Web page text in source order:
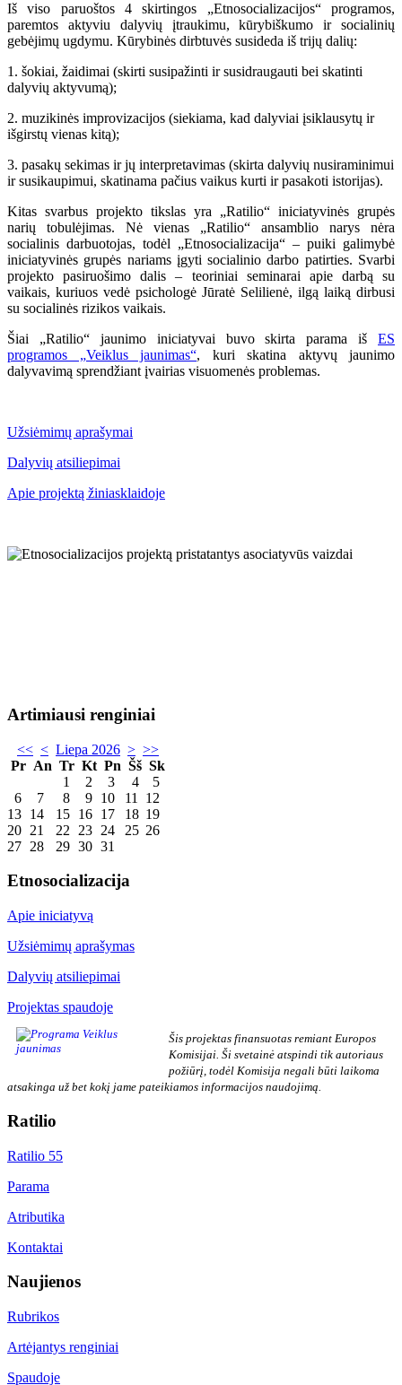
Iš viso paruoštos 4 skirtingos „Etnosocializacijos“ programos,
paremtos aktyviu dalyvių įtraukimu, kūrybiškumo ir socialinių
gebėjimų ugdymu. Kūrybinės dirbtuvės susideda iš trijų dalių:
1. šokiai, žaidimai (skirti susipažinti ir susidraugauti bei skatinti
dalyvių aktyvumą);
2. muzikinės improvizacijos (siekiama, kad dalyviai įsiklausytų ir
išgirstų vienas kitą);
3. pasakų sekimas ir jų interpretavimas (skirta dalyvių nusiraminimui
ir susikaupimui, skatinama pačius vaikus kurti ir pasakoti istorijas).
Kitas svarbus projekto tikslas yra „Ratilio“ iniciatyvinės grupės
narių tobulėjimas. Nė vienas „Ratilio“ ansamblio narys nėra
socialinis darbuotojas, todėl „Etnosocializacija“ – puiki galimybė
iniciatyvinės grupės nariams įgyti socialinio darbo patirties. Svarbi
projekto pasiruošimo dalis – teoriniai seminarai apie darbą su
vaikais, kuriuos vedė psichologė Jūratė Selilienė, ilgą laiką dirbusi
su socialinės rizikos vaikais.
Šiai „Ratilio“ jaunimo iniciatyvai buvo skirta parama iš ES
programos „Veiklus jaunimas“, kuri skatina aktyvų jaunimo
dalyvavimą sprendžiant įvairias visuomenės problemas.
Užsiėmimų aprašymai
Dalyvių atsiliepimai
Apie projektą žiniasklaidoje
Artimiausi renginiai
<< < Liepa 2026 > >>
Pr An Tr Kt Pn Šš Sk
1
2 3 4
5
6
7 8 9 10 11
12
13 14 15 16 17 18 19
20 21 22 23 24 25 26
27 28 29 30 31
Etnosocializacija
Apie iniciatyvą
Užsiėmimų aprašymas
Dalyvių atsiliepimai
Projektas spaudoje
Šis projektas finansuotas remiant Europos
Komisijai. Ši svetainė atspindi tik autoriaus
požiūrį, todėl Komisija negali būti laikoma
atsakinga už bet kokį jame pateikiamos informacijos naudojimą.
Ratilio
Ratilio 55
Parama
Atributika
Kontaktai
Naujienos
Rubrikos
Artėjantys renginiai
Spaudoje